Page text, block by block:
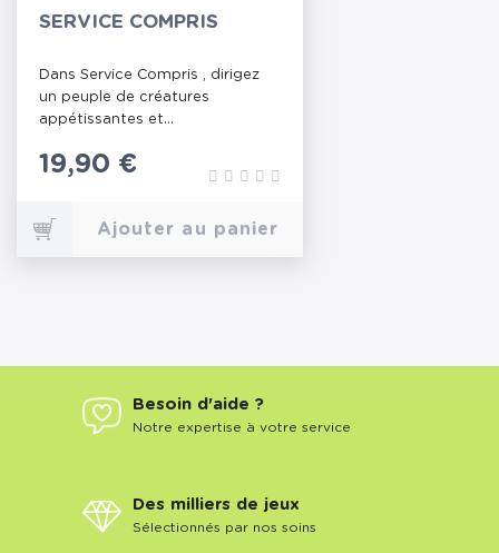
SERVICE COMPRIS
Dans Service Compris , dirigez
un peuple de créatures
appétissantes et...
Prix
19,90 €
Ajouter au panier
Besoin d'aide ?
Notre expertise à votre service
Des milliers de jeux
Sélectionnés par nos soins